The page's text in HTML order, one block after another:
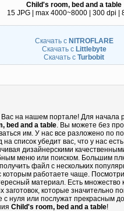
Child's room, bed and a table
15 JPG | max 4000~8000 | 300 dpi |
Скачать с NITROFLARE
Скачать с Littlebyte
Скачать с Turbobit
Вас на нашем портале! Для начала
bed and a table. Вы можете без
им. У нас все разложено по
список убедит вас, что у нас
дизайнерскими
меню или поиском. Большим
файл с нескольких
которым работаете чаще.
материал. Есть множество
заготовок, которые значительно
с нуля или послужат прекрасным
Child's room, bed and a table!